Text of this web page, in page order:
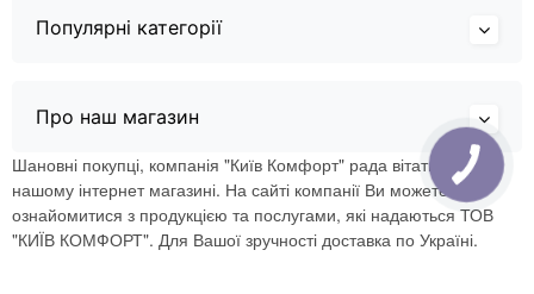
Популярні категорії
Про наш магазин
Шановні покупці, компанія "Київ Комфорт" рада вітати Вас в
нашому інтернет магазині. На сайті компанії Ви можете
ознайомитися з продукцією та послугами, які надаються ТОВ
"КИЇВ КОМФОРТ". Для Вашої зручності доставка по Україні.